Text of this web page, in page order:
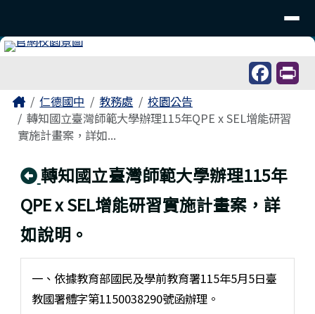
主內容區域
Home仁德國中 教務處
校園公告
轉知國立臺灣師範大學辦理115年QPE x SEL增能研習
實施計畫案，詳如...
回上頁
轉知國立臺灣師範大學辦理115年
QPE x SEL增能研習實施計畫案，詳
如說明。
一、依據教育部國民及學前教育署115年5月5日臺
教國署體字第1150038290號函辦理。
頁尾區域